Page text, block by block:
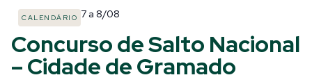
CALENDÁRIO 7 a 8/08
Concurso de Salto Nacional
– Cidade de Gramado